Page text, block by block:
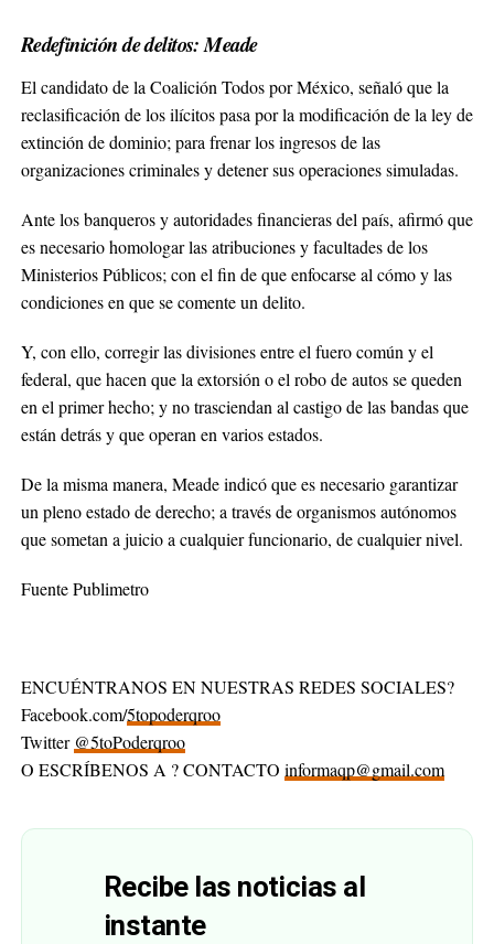
Redefinición de delitos: Meade
El candidato de la Coalición Todos por México, señaló que la
reclasificación de los ilícitos pasa por la modificación de la ley de
extinción de dominio; para frenar los ingresos de las
organizaciones criminales y detener sus operaciones simuladas.
Ante los banqueros y autoridades financieras del país, afirmó que
es necesario homologar las atribuciones y facultades de los
Ministerios Públicos; con el fin de que enfocarse al cómo y las
condiciones en que se comente un delito.
Y, con ello, corregir las divisiones entre el fuero común y el
federal, que hacen que la extorsión o el robo de autos se queden
en el primer hecho; y no trasciendan al castigo de las bandas que
están detrás y que operan en varios estados.
De la misma manera, Meade indicó que es necesario garantizar
un pleno estado de derecho; a través de organismos autónomos
que sometan a juicio a cualquier funcionario, de cualquier nivel.
Fuente Publimetro
ENCUÉNTRANOS EN NUESTRAS REDES SOCIALES?
Facebook.com/5topoderqroo
Twitter @5toPoderqroo
O ESCRÍBENOS A ? CONTACTO informaqp@gmail.com
Recibe las noticias al
instante